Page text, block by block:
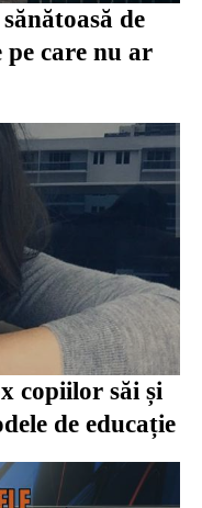
de
pe care nu ar
copiilor săi și
de educație